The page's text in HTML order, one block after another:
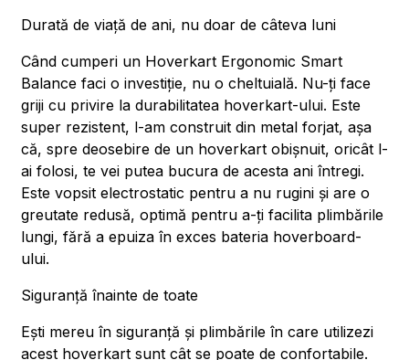
Durată de viață de ani, nu doar de câteva luni
Când cumperi un Hoverkart Ergonomic Smart
Balance faci o investiție, nu o cheltuială. Nu-ți face
griji cu privire la durabilitatea hoverkart-ului. Este
super rezistent, l-am construit din metal forjat, așa
că, spre deosebire de un hoverkart obișnuit, oricât l-
ai folosi, te vei putea bucura de acesta ani întregi.
Este vopsit electrostatic pentru a nu rugini și are o
greutate redusă, optimă pentru a-ți facilita plimbările
lungi, fără a epuiza în exces bateria hoverboard-
ului.
Siguranță înainte de toate
Ești mereu în siguranță și plimbările în care utilizezi
acest hoverkart sunt cât se poate de confortabile.